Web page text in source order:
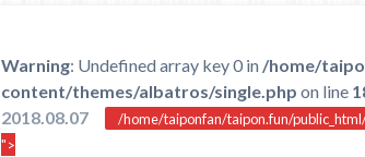
Warning: Undefined array key 0 in /home/
content/themes/albatros/single.php on line
2018.08.07
/home/taiponfan/taipon.fun/
">